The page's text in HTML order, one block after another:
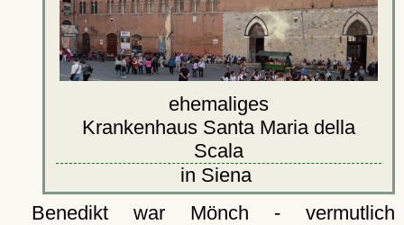
ehemaliges
Krankenhaus Santa Maria della
Scala
in Siena
Benedikt war Mönch - vermutlich